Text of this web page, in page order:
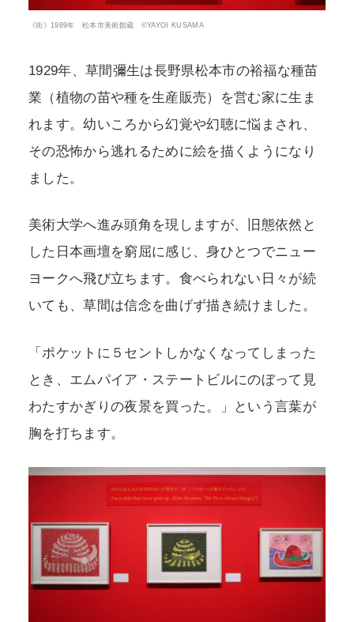
《街》1989年 松本市美術館蔵 ©YAYOI KUSAMA
1929年、草間彌生は長野県松本市の裕福な種苗
業（植物の苗や種を生産販売）を営む家に生ま
れます。幼いころから幻覚や幻聴に悩まされ、
その恐怖から逃れるために絵を描くようになり
ました。
美術大学へ進み頭角を現しますが、旧態依然と
した日本画壇を窮屈に感じ、身ひとつでニュー
ヨークへ飛び立ちます。食べられない日々が続
いても、草間は信念を曲げず描き続けました。
「ポケットに５セントしかなくなってしまった
とき、エムパイア・ステートビルにのぼって見
わたすかぎりの夜景を買った。」という言葉が
胸を打ちます。